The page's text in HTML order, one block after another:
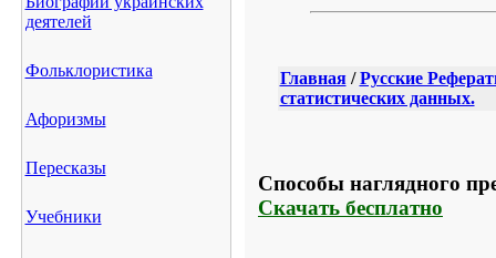
деятелей
Фольклористика
Афоризмы
Пересказы
Учебники
Главная/Русские
статистических данных.
Способы наглядного
Скачать бесплатно